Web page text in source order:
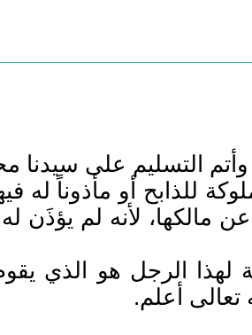
التسليم على سيدنا
أو مأذوناً له
عن مالكها، لأنه لم
لهذا الرجل هو الذي
تعالى أعلم.